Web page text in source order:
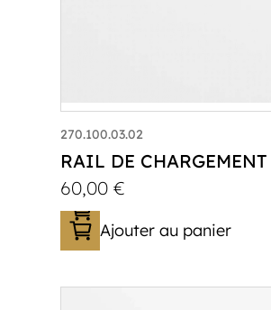
270.100.03.02
RAIL DE CHARGEMENT
60,00€
Ajouter au panier